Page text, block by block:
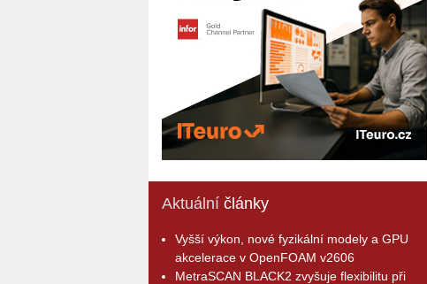
Aktuální články
Vyšší výkon, nové fyzikální modely a GPU
akcelerace v OpenFOAM v2606
MetraSCAN BLACK2 zvyšuje flexibilitu při